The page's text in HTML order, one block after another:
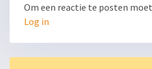
Om een reactie te posten
Log in